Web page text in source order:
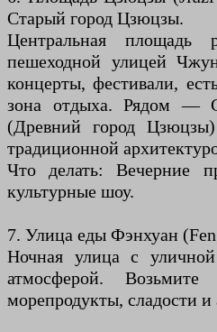
Старый город Цзюцзы.
Центральная
пешеходной улицей
концерты, фестивали,
зона отдыха. Рядом —
(Древний город
традиционной
Что делать: Вечерние
культурные шоу.
7. Улица еды Фэнхуан
Ночная улица с
атмосферой. Возьмите
морепродукты, сладости